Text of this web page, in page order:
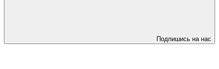
Подпишись на нас